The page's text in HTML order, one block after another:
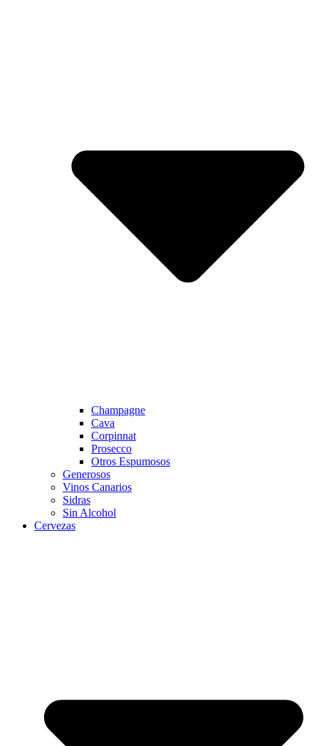
Champagne
Cava
Corpinnat
Prosecco
Otros Espumosos
Generosos
Vinos Canarios
Sidras
Sin Alcohol
Cervezas